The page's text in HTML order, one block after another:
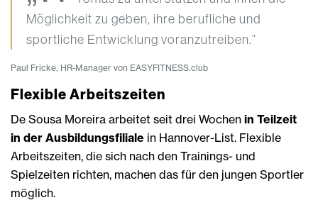
Möglichkeit zu geben, ihre berufliche und
sportliche Entwicklung voranzutreiben.”
Paul Fricke, HR-Manager von EASYFITNESS.club
Flexible Arbeitszeiten
De Sousa Moreira arbeitet seit drei Wochen in Teilzeit
in der Ausbildungsfiliale in Hannover-List. Flexible
Arbeitszeiten, die sich nach den Trainings- und
Spielzeiten richten, machen das für den jungen Sportler
möglich.